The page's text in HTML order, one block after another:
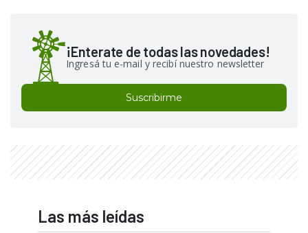
¡Enterate de todas las novedades!
Ingresá tu e-mail y recibí nuestro newsletter
Suscribirme
Las más leídas